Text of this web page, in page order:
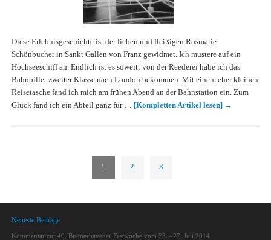
Diese Erlebnisgeschichte ist der lieben und fleißigen Rosmarie
Schönbucher in Sankt Gallen von Franz gewidmet. Ich mustere auf ein
Hochseeschiff an. Endlich ist es soweit; von der Reederei habe ich das
Bahnbillet zweiter Klasse nach London bekommen. Mit einem eher kleinen
Reisetasche fand ich mich am frühen Abend an der Bahnstation ein. Zum
Glück fand ich ein Abteil ganz für … [Kompletten Artikel lesen] →
1 2 3
Neueste Beiträge
Kommentar zur 40. Bremerhavener Festwoche vom 23. –27. Juli 2014